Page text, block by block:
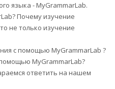
языка - MyGrammarLab.
Почему изучение
не только изучение
с помощью MyGrammarLab ?
MyGrammarLab?
ответить на нашем